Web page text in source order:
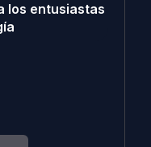
los entusiastas